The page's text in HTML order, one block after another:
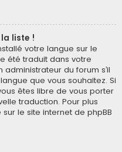
liste !
votre langue sur le
été traduit dans votre
du forum s’il
que vous souhaitez. Si
êtes libre de vous porter
traduction. Pour plus
sur le site internet de phpBB